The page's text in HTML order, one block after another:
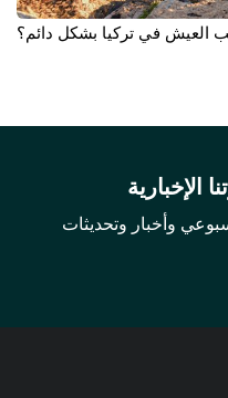
العيش في تركيا بشكل دائم؟
الإخبارية
وأخبار وتحديثات